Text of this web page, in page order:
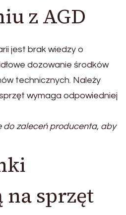
z AGD
jest brak wiedzy o
dozowanie środków
technicznych. Należy
wymaga odpowiedniej
do zaleceń producenta, aby
na sprzęt